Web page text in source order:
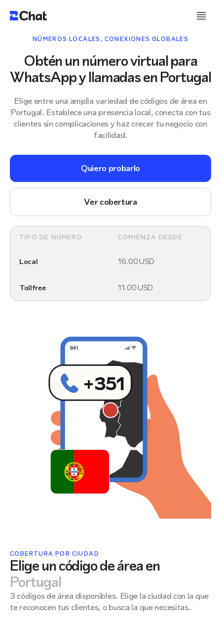
NÚMEROS LOCALES, CONEXIONES GLOBALES
Obtén un número virtual para
WhatsApp y llamadas en Portugal
Elige entre una amplia variedad de códigos de área en
Portugal. Establece una presencia local, conecta con tus
clientes sin complicaciones y haz crecer tu negocio con
facilidad.
Quiero probarlo
Ver cobertura
TIPO DE NÚMERO COMIENZA DESDE
Local 16.00USD
Tollfree 11.00USD
+351
COBERTURA POR CIUDAD
Elige un código de área en
Portugal
3 códigos de área disponibles. Elige la ciudad con la que
te reconocen tus clientes, o busca la que necesitas.